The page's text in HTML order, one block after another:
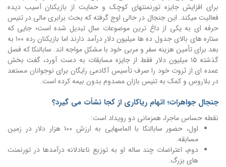
برای افزایش جایزه تورنمنتهای کوچک و حمایت از بازیکنان آسیب دیده
فعالیت میکند. این جنجال در حالی اوج گرفته که بحث برابری مالی در تنیس
حرفه ای به یکی از داغ ترین موضوعات سال تبدیل شده است؛ جایی که
ستاره های بالای جدول ده ها میلیون دلار درآمد دارند اما بازیکنان رده ۱۰۰ به
بعد برای تأمین هزینه سفر و مربی خود با مشکل مواجه اند. سابالنکا که فصل
گذشته ۱۵ میلیون دلار فقط از جایزه مسابقات به دست آورد، گفت بخش
عمده ای از ثروت خود را صرف تأسیس آکادمی رایگان برای نوجوانان مستعد
در بلاروس و کمک به تنیس بازان مصدوم بدون بیمه کرده است.
جنجال جواهرات؛ اتهام ریاکاری از کجا نشأت می گیرد؟
نقطه حساس ماجرا، همزمانی دو رویداد است:
اول، حضور سابالنکا با الماسهایی به ارزش ۱۰۰ هزار دلار در زمین
مسابقه.
دوم، اعتراضات چند ساله او به توزیع ناعادلانه درآمدها در تورنمنت
های بزرگ.